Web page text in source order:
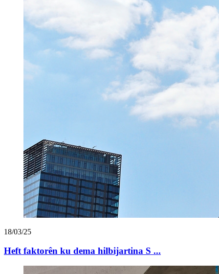
18/03/25
Heft faktorên ku dema hilbijartina S ...